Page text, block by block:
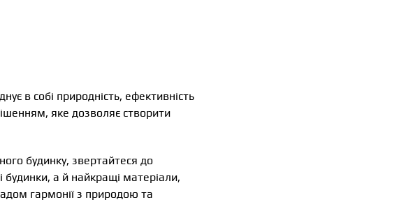
в собі природність, ефективність
яке дозволяє створити
будинку, звертайтеся до
а й найкращі матеріали,
гармонії з природою та